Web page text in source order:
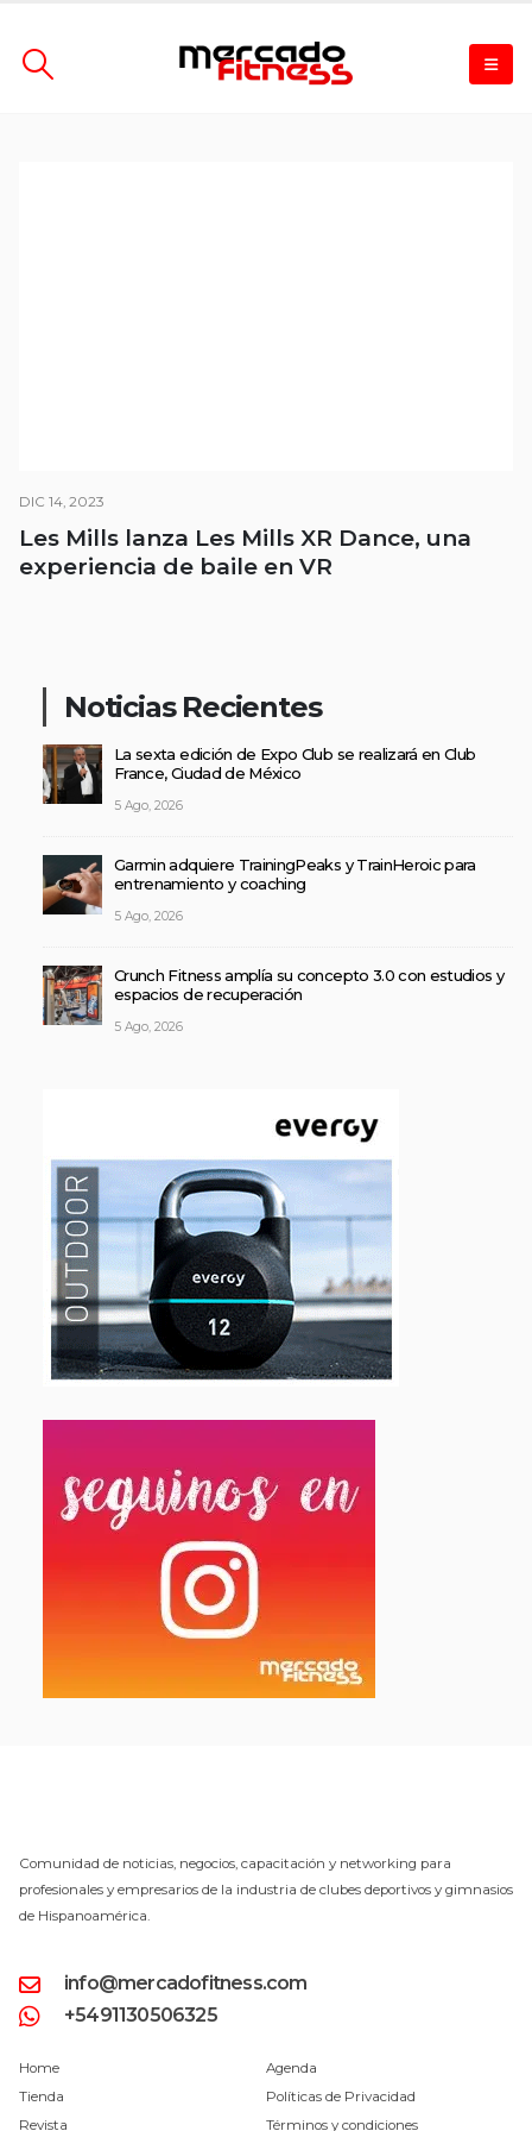
DIC 14, 2023
Les Mills lanza Les Mills XR Dance, una
experiencia de baile en VR
Noticias Recientes
La sexta edición de Expo Club se realizará en Club
France, Ciudad de México
5 Ago, 2026
Garmin adquiere TrainingPeaks y TrainHeroic para
entrenamiento y coaching
5 Ago, 2026
Crunch Fitness amplía su concepto 3.0 con estudios y
espacios de recuperación
5 Ago, 2026
Comunidad de noticias, negocios, capacitación y networking para
profesionales y empresarios de la industria de clubes deportivos y gimnasios
de Hispanoamérica.
info@mercadofitness.com
+5491130506325
Home
Tienda
Revista
Agenda
Políticas de Privacidad
Términos y condiciones